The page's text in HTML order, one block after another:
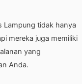
Lampung tidak hanya
mereka juga memiliki
yang
Anda.